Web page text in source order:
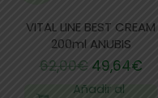
VITAL LINE BEST CREAM
200ml ANUBIS
62,00€ 49,64€
Añadir al